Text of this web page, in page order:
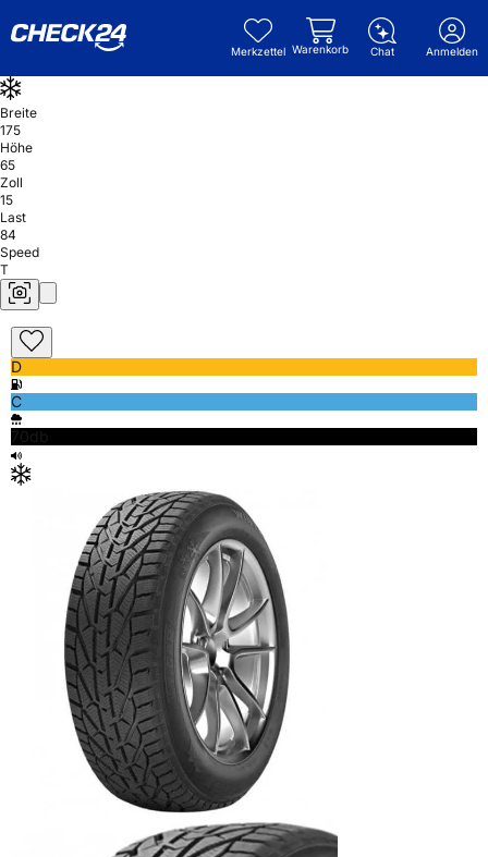
Merkzettel Warenkorb Chat Anmelden
Breite
175
Höhe
65
Zoll
15
Last
84
Speed
T
D
C
70db